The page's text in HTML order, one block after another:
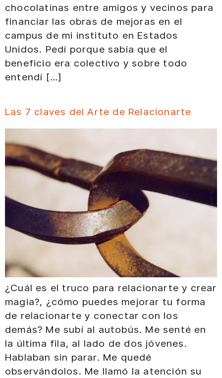
chocolatinas entre amigos y vecinos para
financiar las obras de mejoras en el
campus de mi instituto en Estados
Unidos. Pedí porque sabía que el
beneficio era colectivo y sobre todo
entendí […]
Las 7 claves del Arte de Relacionarte
¿Cuál es el truco para relacionarte y crear
magia?, ¿cómo puedes mejorar tu forma
de relacionarte y conectar con los
demás? Me subí al autobús. Me senté en
la última fila, al lado de dos jóvenes.
Hablaban sin parar. Me quedé
observándolos. Me llamó la atención su